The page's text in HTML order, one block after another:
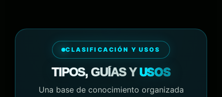
CLASIFICACIÓN Y USOS
TIPOS, GUÍAS YUSOS
Una base de conocimiento organizada